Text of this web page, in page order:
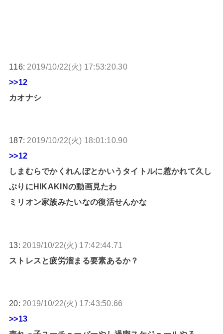
116: 2019/10/22(火) 17:53:20.30
>>12
カオナシ
187: 2019/10/22(火) 18:01:10.90
>>12
しまむらでかくれんぼとかいうタイトルに惹かれて久し
ぶりにHIKAKINの動画見たわ
ミリオン家族みたいなの復活せんかな
13: 2019/10/22(火) 17:42:44.71
ストレスと疲労溜まる要素あるか？
20: 2019/10/22(火) 17:43:50.66
>>13